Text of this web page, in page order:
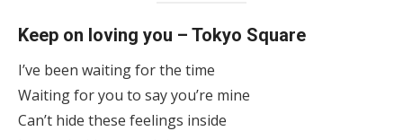
Keep on loving you – Tokyo Square
I’ve been waiting for the time
Waiting for you to say you’re mine
Can’t hide these feelings inside